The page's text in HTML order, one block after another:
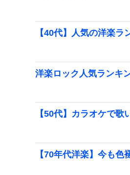
【40代】人気の洋楽ラ
洋楽ロック人気ランキ
【50代】カラオケで歌
【70年代洋楽】今も